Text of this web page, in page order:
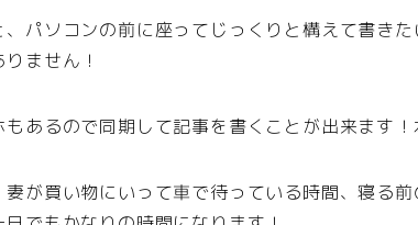
パソコンの前に座ってじっくりと構えて書き
ません！
あるので同期して記事を書くことが出来ます！
が買い物にいって車で待っている時間、寝る